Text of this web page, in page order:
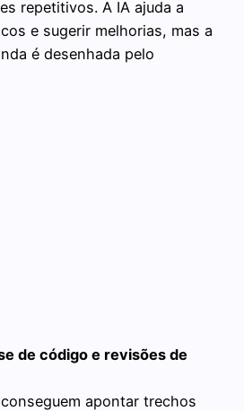
repetitivos. A IA ajuda a
e sugerir melhorias, mas a
é desenhada pelo
de código e revisões de
apontar trechos